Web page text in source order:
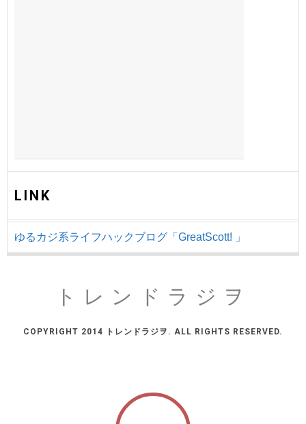
LINK
ゆるカジ系ライフハックブログ「GreatScott! 」
トレンドラジヲ
COPYRIGHT 2014 トレンドラジヲ. ALL RIGHTS RESERVED.